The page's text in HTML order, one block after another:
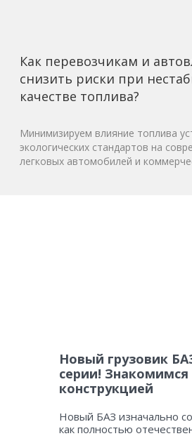
Как перевозчикам и
снизить риски при
качестве топлива?
Минимизируем влияние топлива
экологических стандартов на
легковых автомобилей и
Новый грузовик
серии! Знакомимся
конструкцией
Новый БАЗ изначально
как полностью